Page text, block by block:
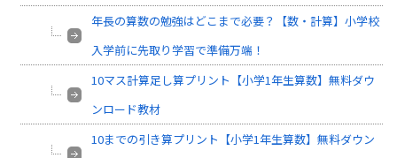
年長の算数の勉強はどこまで必要？【数・計算】小学校
入学前に先取り学習で準備万端！
10マス計算足し算プリント【小学1年生算数】無料ダウ
ンロード教材
10までの引き算プリント【小学1年生算数】無料ダウン